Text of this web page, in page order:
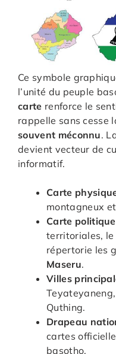
Ce symbole
l’unité du peuple
carte renforce le
rappelle sans cesse
souvent méconnu.
devient vecteur de
informatif.
Carte
montagneux
Carte
territoriales,
répertorie les
Maseru.
Villes
Quthing.
Drapeau
cartes
basotho.